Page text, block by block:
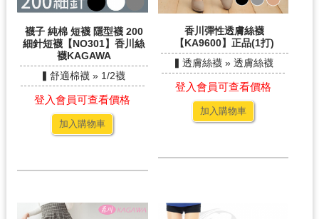
襪子 純棉 短襪 隱型襪 200
細針短襪【NO301】香川絲
襪KAGAWA
▍舒適棉襪 » 1/2襪
登入會員可查看價格
加入購物車
香川彈性透膚絲襪
【KA9600】正品(1打)
▍透膚絲襪 » 透膚絲襪
登入會員可查看價格
加入購物車